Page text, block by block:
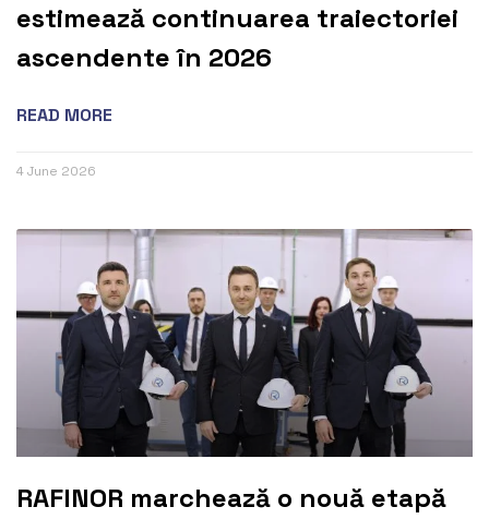
estimează continuarea traiectoriei
ascendente în 2026
READ MORE
4 June 2026
RAFINOR marchează o nouă etapă